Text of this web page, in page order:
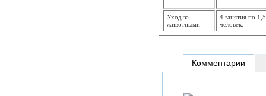
Уход за
животными
4 занятия по
человек.
Комментарии